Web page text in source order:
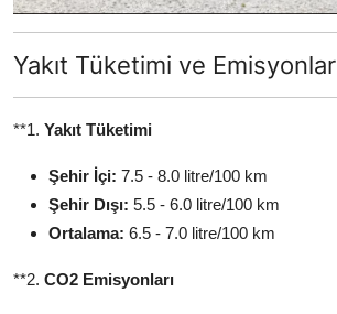
Yakıt Tüketimi ve Emisyonlar
**1. Yakıt Tüketimi
Şehir İçi: 7.5 - 8.0 litre/100 km
Şehir Dışı: 5.5 - 6.0 litre/100 km
Ortalama: 6.5 - 7.0 litre/100 km
**2. CO2 Emisyonları